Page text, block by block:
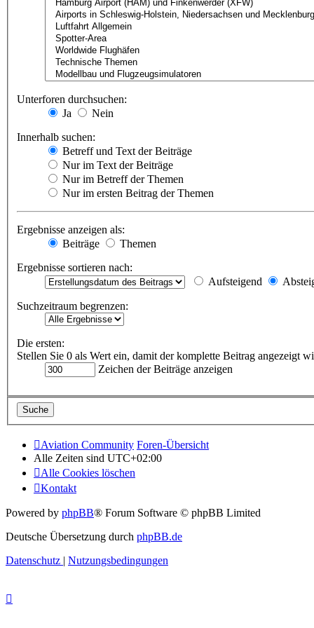
Unterforen durchsuchen:
Ja
Nein
Innerhalb suchen:
Betreff und Text der Beiträge
Nur im Text der Beiträge
Nur im Betreff der Themen
Nur im ersten Beitrag der Themen
Ergebnisse anzeigen als:
Beiträge
Themen
Ergebnisse sortieren nach:
Aufsteigend
Suchzeitraum begrenzen:
Die ersten:
Stellen Sie 0 als Wert ein, damit der komplette Beitrag angezeigt
Zeichen der Beiträge anzeigen
Aviation Community Foren-Übersicht
Alle Zeiten sind UTC+02:00
Alle Cookies löschen
Kontakt
Powered by phpBB® Forum Software © phpBB Limited
Deutsche Übersetzung durch phpBB.de
Datenschutz | Nutzungsbedingungen